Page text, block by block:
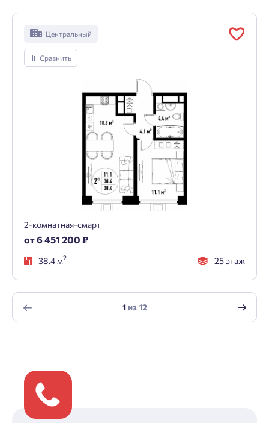
Центральный
Сравнить
2-комнатная-смарт
от 6 451 200 ₽
38.4 м2 25 этаж
1из12